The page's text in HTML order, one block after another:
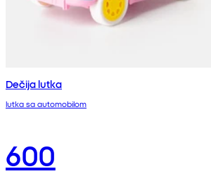
Dečija lutka
lutka sa automobilom
600